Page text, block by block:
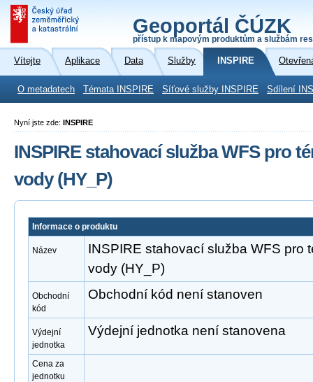
Geoportál ČÚZK
přístup k mapovým produktům a službám
Vítejte Aplikace Data Služby INSPIRE
O metadatech Témata INSPIRE Síťové služby INSPIRE Sdílení
Nyní jste zde: INSPIRE
INSPIRE stahovací služba WFS pro
vody (HY_P)
Informace o produktu
Název
INSPIRE stahovací služba WFS pro
vody (HY_P)
Obchodní
kód
Obchodní kód není stanoven
Výdejní
jednotka
Výdejní jednotka není stanovena
Cena za
jednotku